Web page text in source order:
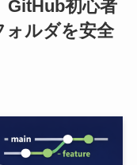
初心者
ォルダを安全